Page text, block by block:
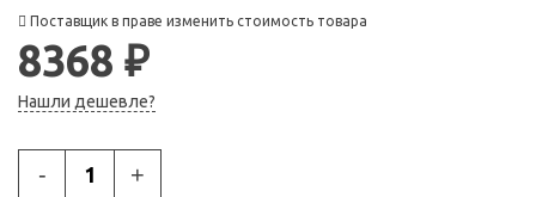
Поставщик в праве изменить стоимость товара
8368 ₽
Нашли дешевле?
- +